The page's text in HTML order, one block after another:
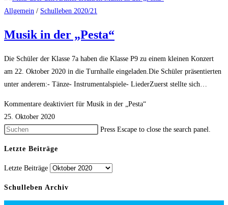
Allgemein / Schulleben 2020/21
Musik in der „Pesta“
Die Schüler der Klasse 7a haben die Klasse P9 zu einem kleinen Konzert
am 22. Oktober 2020 in die Turnhalle eingeladen.Die Schüler präsentierten
unter anderem:- Tänze- Instrumentalspiele- LiederZuerst stellte sich…
Kommentare deaktiviert für Musik in der „Pesta“
25. Oktober 2020
Press Escape to close the search panel.
Letzte Beiträge
Letzte Beiträge
Schulleben Archiv